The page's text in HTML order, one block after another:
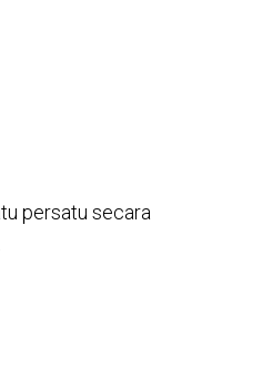
persatu secara